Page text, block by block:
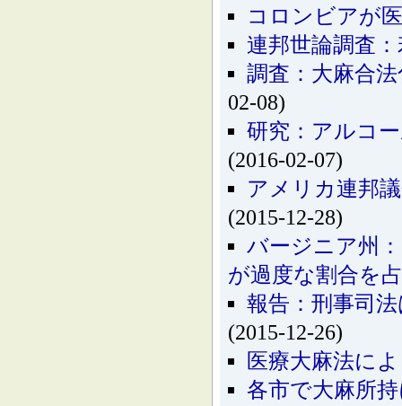
コロンビアが
連邦世論調査
調査：大麻合
02-08)
研究：アルコ
(2016-02-07)
アメリカ連邦
(2015-12-28)
バージニア州
が過度な割合を
報告：刑事司
(2015-12-26)
医療大麻法に
各市で大麻所